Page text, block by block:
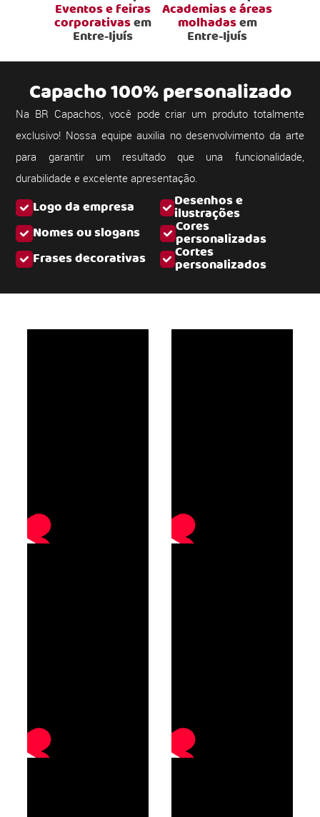
Eventos e feiras
corporativasem
Entre-Ijuís
Academias e áreas
molhadasem
Entre-Ijuís
Logo da empresa Desenhos e
ilustrações
Nomes ou slogans
Cores
personalizadas
Frases decorativas
Cortes
personalizados
Capacho 100% personalizado
Na BR Capachos, você pode criar um produto totalmente
exclusivo! Nossa equipe auxilia no desenvolvimento da arte
para garantir um resultado que una funcionalidade,
durabilidade e excelente apresentação.